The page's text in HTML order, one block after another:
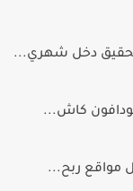
دخل شهري...